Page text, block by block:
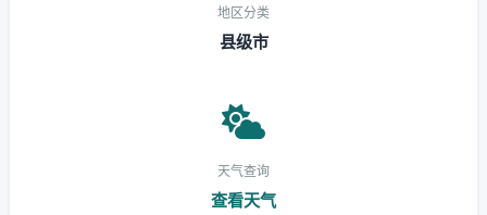
地区分类
县级市
天气查询
查看天气